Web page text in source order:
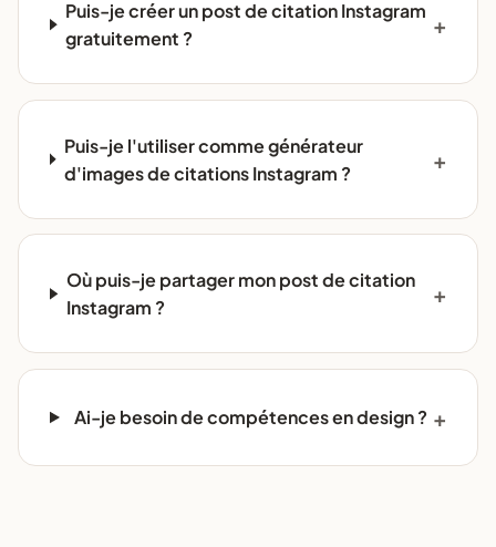
Puis-je créer un post de citation Instagram
gratuitement ?
Puis-je l'utiliser comme générateur
d'images de citations Instagram ?
Où puis-je partager mon post de citation
Instagram ?
Ai-je besoin de compétences en design ?